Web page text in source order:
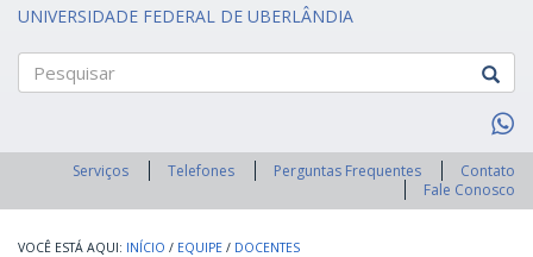
UNIVERSIDADE FEDERAL DE UBERLÂNDIA
Serviços Telefones Perguntas Frequentes
Contato
Fale Conosco
INÍCIO / EQUIPE / DOCENTES